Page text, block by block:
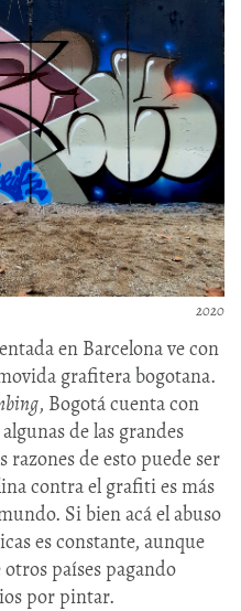
2020
en Barcelona ve con
grafitera bogotana.
, Bogotá cuenta con
de las grandes
razones de esto puede ser
contra el grafiti es más
Si bien acá el abuso
es constante, aunque
países pagando
por pintar.